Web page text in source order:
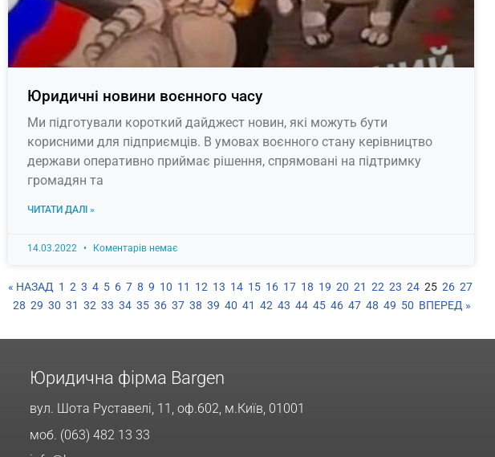
Юридичні новини воєнного часу
Ми підготували короткий дайджест новин, які можуть бути
корисними для підприємців. В умовах воєнного стану керівництво
держави оперативно приймає рішення, спрямовані на підтримку
громадян та
ЧИТАТИ ДАЛІ »
14.03.2022 Коментарів немає
« НАЗАД 1 2 3 4 5 6 7 8 9 10 11 12 13 14 15 16 17 18 19 20 21 22 23 24 25 26 27
28 29 30 31 32 33 34 35 36 37 38 39 40 41 42 43 44 45 46 47 48 49 50 ВПЕРЕД »
Юридична фірма Bargen
вул. Шота Руставелі, 11, оф.602, м.Київ, 01001
моб. (063) 482 13 33